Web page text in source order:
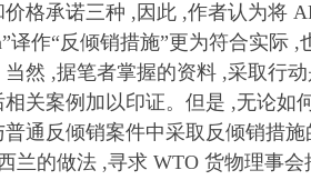
格承诺三种 ,因此 ,作者认为将
译作“反倾销措施”更为符合实际
当然 ,据笔者掌握的资料 ,采取行
关案例加以印证。但是 ,无论如
通反倾销案件中采取反倾销措
兰的做法 ,寻求 WTO 货物理事